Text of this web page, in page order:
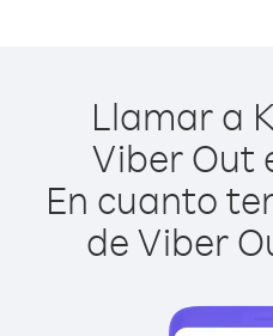
Llamar a
Viber Out
En cuanto
de Viber